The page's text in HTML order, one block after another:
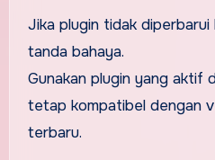
Jika plugin tidak diperbarui
tanda bahaya.
Gunakan plugin yang aktif
tetap kompatibel dengan
terbaru.